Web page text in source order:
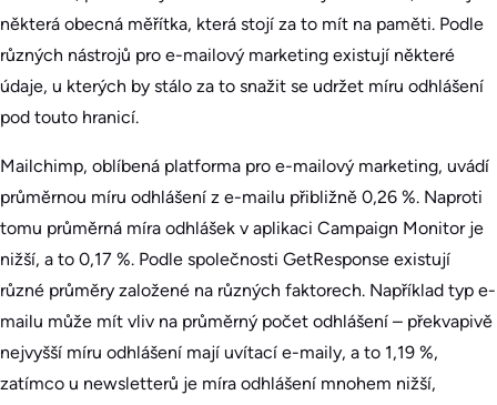
některá obecná měřítka, která stojí za to mít na paměti. Podle
různých nástrojů pro e-mailový marketing existují některé
údaje, u kterých by stálo za to snažit se udržet míru odhlášení
pod touto hranicí.
Mailchimp, oblíbená platforma pro e-mailový marketing, uvádí
průměrnou míru odhlášení z e-mailu přibližně 0,26 %. Naproti
tomu průměrná míra odhlášek v aplikaci Campaign Monitor je
nižší, a to 0,17 %. Podle společnosti GetResponse existují
různé průměry založené na různých faktorech. Například typ e-
mailu může mít vliv na průměrný počet odhlášení – překvapivě
nejvyšší míru odhlášení mají uvítací e-maily, a to 1,19 %,
zatímco u newsletterů je míra odhlášení mnohem nižší,